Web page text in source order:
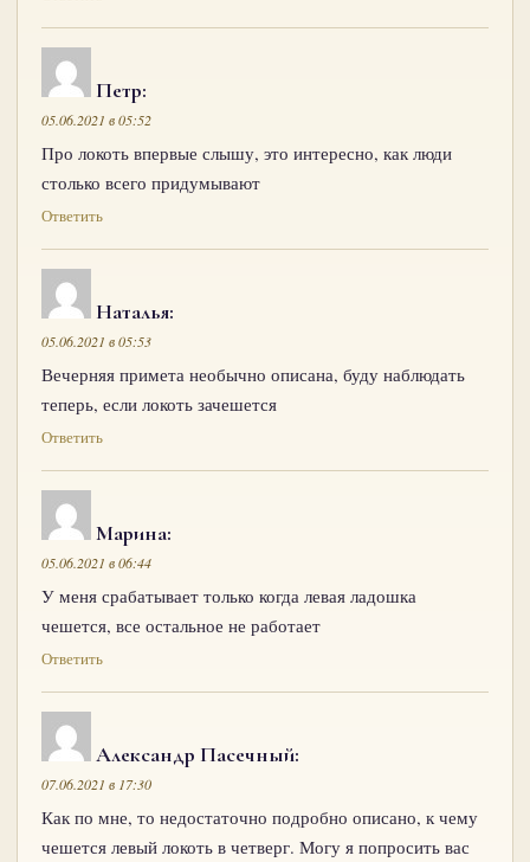
Петр:
05.06.2021 в 05:52
Про локоть впервые слышу, это интересно, как люди
столько всего придумывают
Ответить
Наталья:
05.06.2021 в 05:53
Вечерняя примета необычно описана, буду наблюдать
теперь, если локоть зачешется
Ответить
Марина:
05.06.2021 в 06:44
У меня срабатывает только когда левая ладошка
чешется, все остальное не работает
Ответить
Александр Пасечный:
07.06.2021 в 17:30
Как по мне, то недостаточно подробно описано, к чему
чешется левый локоть в четверг. Могу я попросить вас